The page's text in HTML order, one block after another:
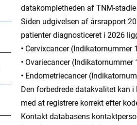
datakompletheden af TNM-
Siden udgivelsen af årsrapport
patienter diagnosticeret i 2026
• Cervixcancer (Indikatornummer
• Ovariecancer (Indikatornummer
• Endometriecancer
Den forbedrede datakvalitet kan
med at registrere korrekt efter
Kontakt databasens